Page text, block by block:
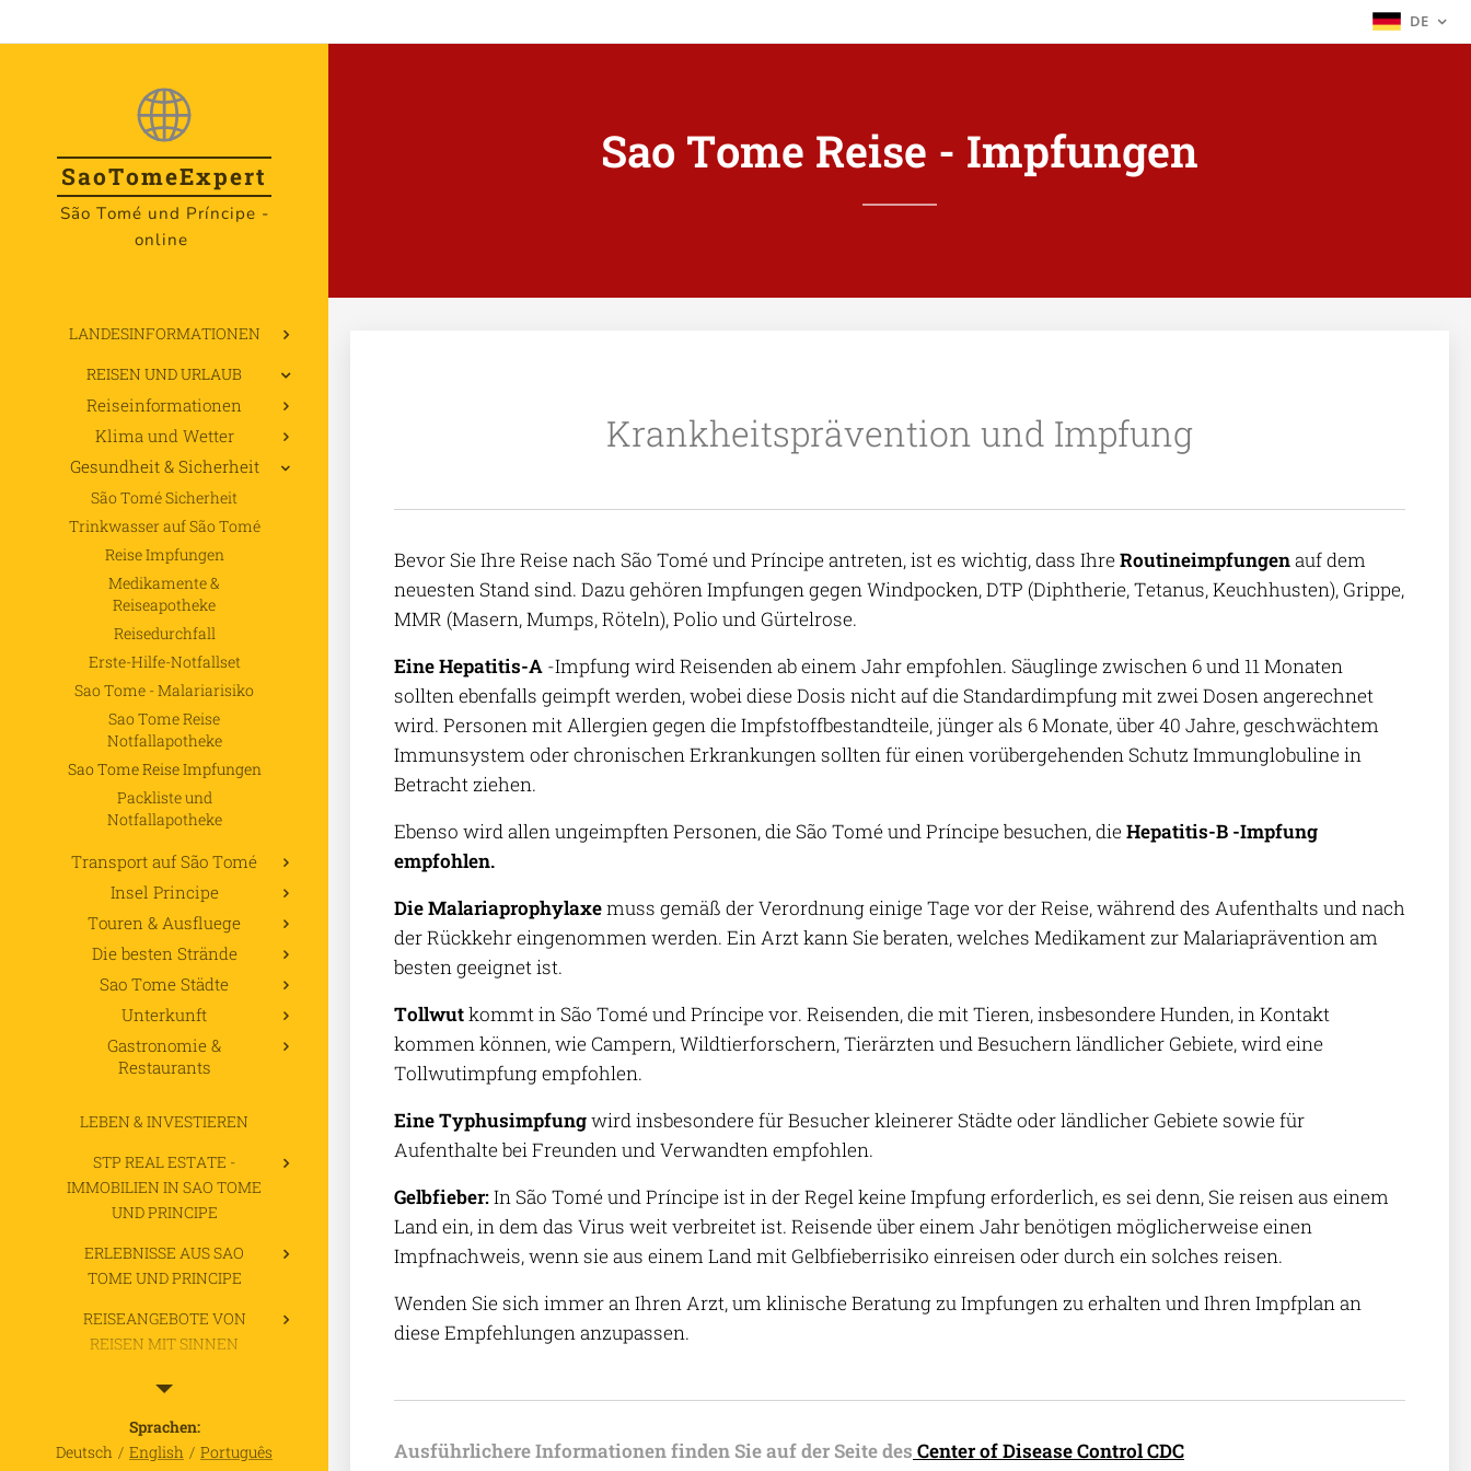
DE
SaoTomeExpert
São Tomé und Príncipe -
online
LANDESINFORMATIONEN
REISEN UND URLAUB
Reiseinformationen
Klima und Wetter
Gesundheit & Sicherheit
São Tomé Sicherheit
Trinkwasser auf São Tomé
Reise Impfungen
Medikamente &
Reiseapotheke
Reisedurchfall
Erste-Hilfe-Notfallset
Sao Tome - Malariarisiko
Sao Tome Reise
Notfallapotheke
Sao Tome Reise Impfungen
Packliste und
Notfallapotheke
Transport auf São Tomé
Insel Principe
Touren & Ausfluege
Die besten Strände
Sao Tome Städte
Unterkunft
Gastronomie &
Restaurants
LEBEN & INVESTIEREN
STP REAL ESTATE -
IMMOBILIEN IN SAO TOME
UND PRINCIPE
ERLEBNISSE AUS SAO
TOME UND PRINCIPE
REISEANGEBOTE VON
REISEN MIT SINNEN
ÜBER UNS
SAO TOME IMAGES RMS
Sao Tome Reise - Impfungen
Krankheitsprävention und Impfung
Bevor Sie Ihre Reise nach São Tomé und Príncipe antreten, ist es wichtig, dass IhreRoutineimpfungenauf dem
neuesten Stand sind. Dazu gehören Impfungen gegen Windpocken, DTP (Diphtherie, Tetanus, Keuchhusten), Grippe,
MMR (Masern, Mumps, Röteln), Polio und Gürtelrose.
Eine Hepatitis-A -Impfung wird Reisenden ab einem Jahr empfohlen. Säuglinge zwischen 6 und 11 Monaten
sollten ebenfalls geimpft werden, wobei diese Dosis nicht auf die Standardimpfung mit zwei Dosen angerechnet
wird. Personen mit Allergien gegen die Impfstoffbestandteile, jünger als 6 Monate, über 40 Jahre, geschwächtem
Immunsystem oder chronischen Erkrankungen sollten für einen vorübergehenden Schutz Immunglobuline in
Betracht ziehen.
Ebenso wird allen ungeimpften Personen, die São Tomé und Príncipe besuchen, dieHepatitis-B -Impfung
empfohlen.
Die Malariaprophylaxemuss gemäß der Verordnung einige Tage vor der Reise, während des Aufenthalts und nach
der Rückkehr eingenommen werden. Ein Arzt kann Sie beraten, welches Medikament zur Malariaprävention am
besten geeignet ist.
Tollwutkommt in São Tomé und Príncipe vor. Reisenden, die mit Tieren, insbesondere Hunden, in Kontakt
kommen können, wie Campern, Wildtierforschern, Tierärzten und Besuchern ländlicher Gebiete, wird eine
Tollwutimpfung empfohlen.
Eine Typhusimpfungwird insbesondere für Besucher kleinerer Städte oder ländlicher Gebiete sowie für
Aufenthalte bei Freunden und Verwandten empfohlen.
Gelbfieber:In São Tomé und Príncipe ist in der Regel keine Impfung erforderlich, es sei denn, Sie reisen aus einem
Land ein, in dem das Virus weit verbreitet ist. Reisende über einem Jahr benötigen möglicherweise einen
Impfnachweis, wenn sie aus einem Land mit Gelbfieberrisiko einreisen oder durch ein solches reisen.
Wenden Sie sich immer an Ihren Arzt, um klinische Beratung zu Impfungen zu erhalten und Ihren Impfplan an
diese Empfehlungen anzupassen.
Ausführlichere Informationen finden Sie auf der Seite des Center of Disease Control CDC
Sprachen
Deutsch
English Português